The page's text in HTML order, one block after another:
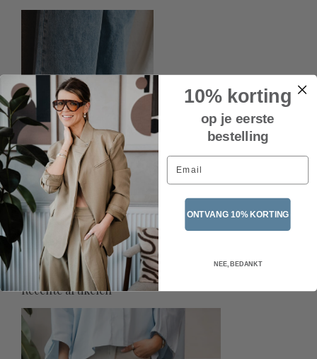
Ballerine punt SS 9799 –
Blue
€39,95
Incl. btw
Recente artikelen
10% korting
op je eerste
bestelling
Email
ONTVANG 10% KORTING
NEE, BEDANKT